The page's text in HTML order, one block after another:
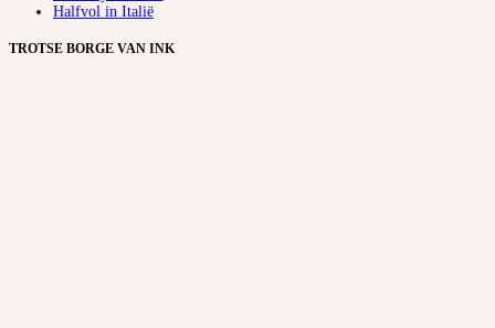
Halfvol in Italië
TROTSE BORGE VAN INK